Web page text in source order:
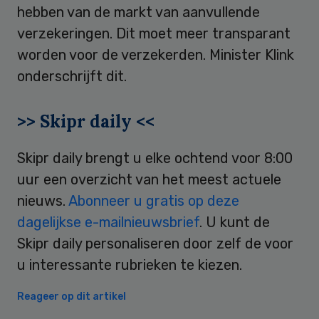
hebben van de markt van aanvullende
verzekeringen. Dit moet meer transparant
worden voor de verzekerden. Minister Klink
onderschrijft dit.
>> Skipr daily <<
Skipr daily brengt u elke ochtend voor 8:00
uur een overzicht van het meest actuele
nieuws. Abonneer u gratis op deze
dagelijkse e-mailnieuwsbrief. U kunt de
Skipr daily personaliseren door zelf de voor
u interessante rubrieken te kiezen.
Reageer op dit artikel